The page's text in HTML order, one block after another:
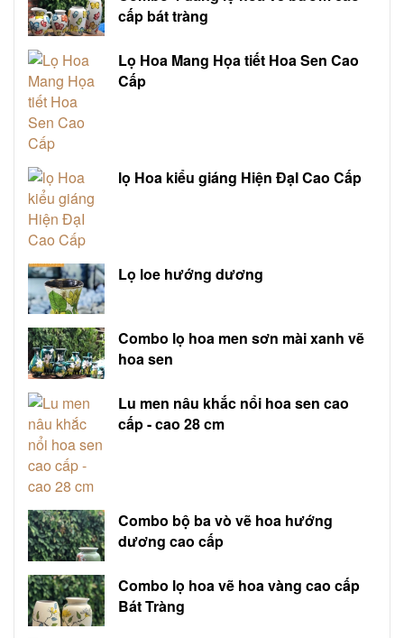
cấp bát tràng
Lọ Hoa Mang Họa tiết Hoa Sen Cao
Cấp
lọ Hoa kiểu giáng Hiện ĐạI Cao Cấp
Lọ loe hướng dương
Combo lọ hoa men sơn mài xanh vẽ
hoa sen
Lu men nâu khắc nổi hoa sen cao
cấp - cao 28 cm
Combo bộ ba vò vẽ hoa hướng
dương cao cấp
Combo lọ hoa vẽ hoa vàng cao cấp
Bát Tràng